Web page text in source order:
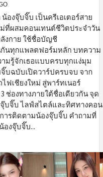
องจุ๊บจิ๊บ เป็นครีเอเตอร์สาย
ที่ผสมคอนเทนต์ชีวิตประจำวัน
งกาย ใช้ชื่อบัญชี
กันทุกแพลตฟอร์มหลัก บทความ
มรู้จักเธอแบบครบทุกแง่มุม
บฉบับเปิดวาร์ปครบจบ จาก
ฟเชียงใหม่ สู่พาร์ทเนอร์
3 ช่องทางภายใต้ชื่อเดียวกัน จุด
บจิ๊บ ไลฟ์สไตล์และทิศทางคอน
ารติดตามน้องจุ๊บจิ๊บ คำถามที่
งจุ๊บจิ๊บ...